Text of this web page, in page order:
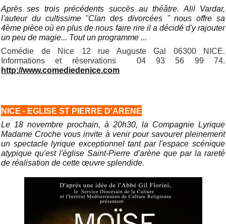
Après ses trois précédents succès au théâtre. Alil Vardar,
l'auteur du cultissime "Clan des divorcées " nous offre sa
4ème pièce où en plus de nous faire rire il a décidé d'y rajouter
un peu de magie... Tout un programme ...
Comédie de Nice 12 rue Auguste Gal 06300 NICE.
Informations et réservations 04 93 56 99 74.
http://www.comediedenice.com
NICE - EGLISE ST PIERRE D'ARENE
Le 18 novembre prochain, à 20h30, la Compagnie Lyrique
Madame Croche vous invite à venir pour savourer pleinement
un spectacle lyrique exceptionnel tant par l'espace scénique
atypique qu'est l'église Saint-Pierre d'arène que par la rareté
de réalisation de cette œuvre splendide.